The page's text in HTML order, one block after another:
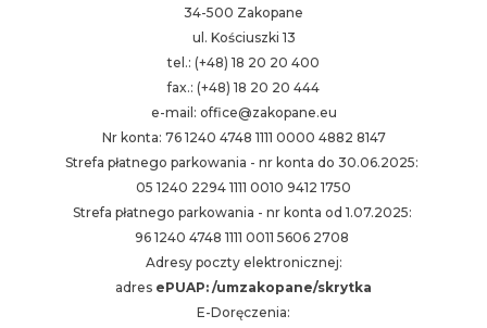
34-500 Zakopane
ul. Kościuszki 13
tel.: (+48) 18 20 20 400
fax.: (+48) 18 20 20 444
e-mail: office@zakopane.eu
Nr konta: 76 1240 4748 1111 0000 4882 8147
Strefa płatnego parkowania - nr konta do 30.06.2025:
05 1240 2294 1111 0010 9412 1750
Strefa płatnego parkowania - nr konta od 1.07.2025:
96 1240 4748 1111 0011 5606 2708
Adresy poczty elektronicznej:
adres ePUAP: /umzakopane/skrytka
E-Doręczenia: